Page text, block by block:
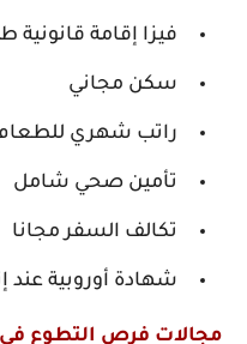
فيزا إقامة
سكن مجاني
راتب شهري
تأمين صحي شامل
تكالف السفر مجانا
شهادة أوروبية عند
مجالات فرص التطوع في